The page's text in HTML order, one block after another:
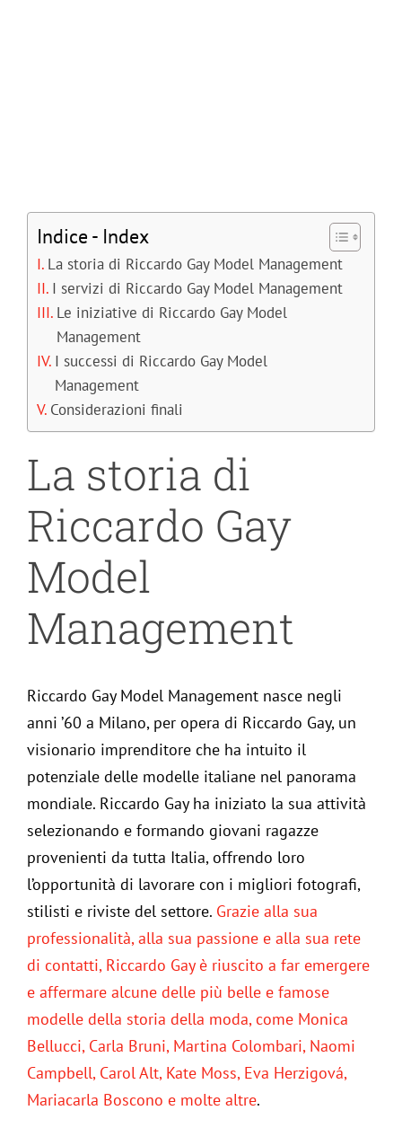
Indice - Index
La storia di Riccardo Gay Model Management
I servizi di Riccardo Gay Model Management
Le iniziative di Riccardo Gay Model
Management
I successi di Riccardo Gay Model
Management
Considerazioni finali
La storia di
Riccardo Gay
Model
Management
Riccardo Gay Model Management nasce negli
anni ’60 a Milano, per opera di Riccardo Gay, un
visionario imprenditore che ha intuito il
potenziale delle modelle italiane nel panorama
mondiale. Riccardo Gay ha iniziato la sua attività
selezionando e formando giovani ragazze
provenienti da tutta Italia, offrendo loro
l’opportunità di lavorare con i migliori fotografi,
stilisti e riviste del settore. Grazie alla sua
professionalità, alla sua passione e alla sua rete
di contatti, Riccardo Gay è riuscito a far emergere
e affermare alcune delle più belle e famose
modelle della storia della moda, come Monica
Bellucci, Carla Bruni, Martina Colombari, Naomi
Campbell, Carol Alt, Kate Moss, Eva Herzigová,
Mariacarla Boscono e molte altre.